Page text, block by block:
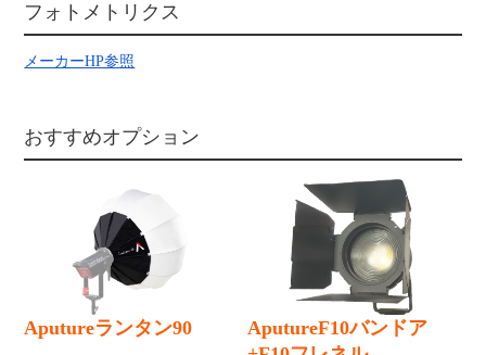
フォトメトリクス
メーカーHP参照
おすすめオプション
Aputureランタン90
AputureF10バンドア